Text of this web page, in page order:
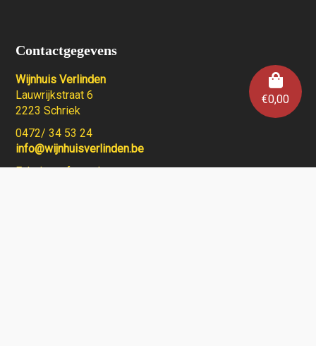
€0,00
Contactgegevens
Wijnhuis Verlinden
Lauwrijkstraat 6
2223 Schriek
0472/ 34 53 24
info@wijnhuisverlinden.be
Enkel op afspraak